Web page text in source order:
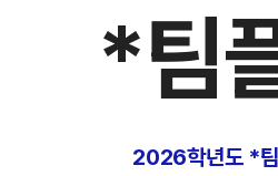
2027 윈터플러스
2027 상위권 독학반
*팀
2026학년도 *